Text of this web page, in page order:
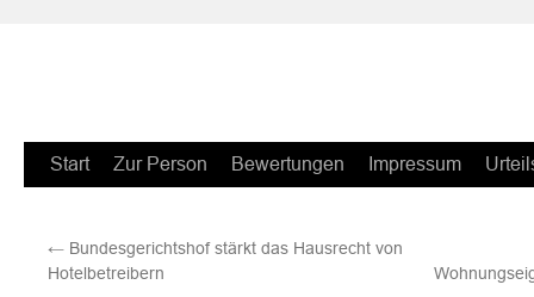
Zum
springen
Start Zur Person Bewertungen Impressum
← Bundesgerichtshof stärkt das Hausrecht von
Hotelbetreibern